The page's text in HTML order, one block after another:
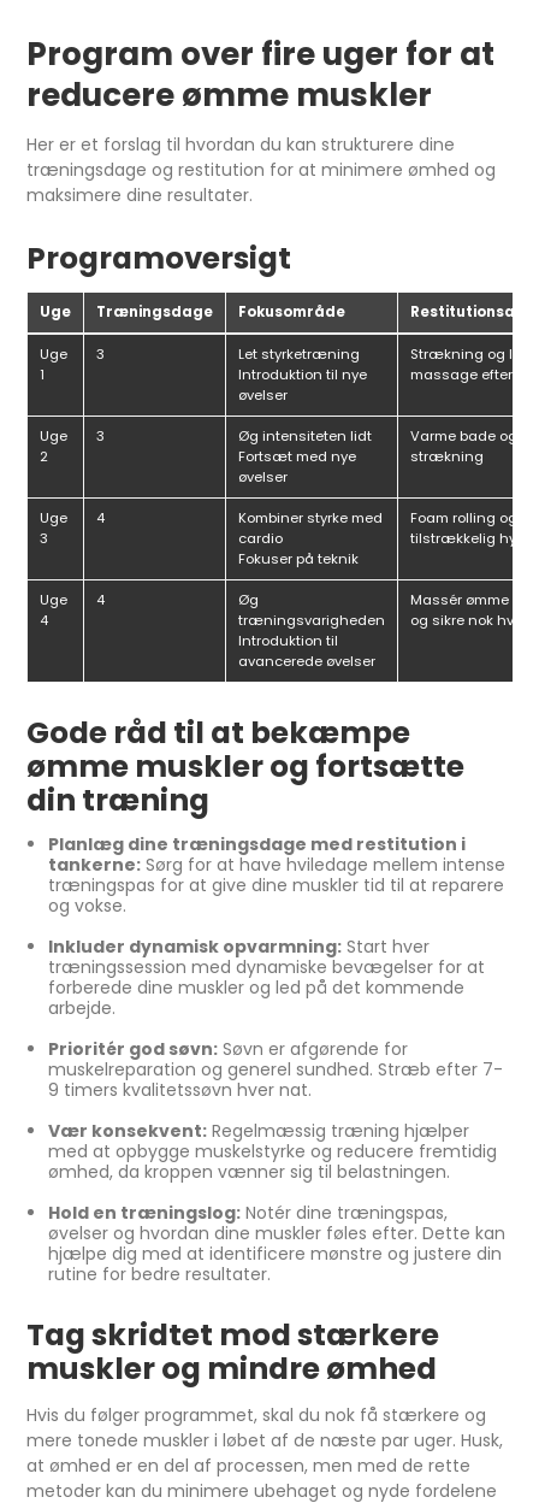
Program over fire uger for at
reducere ømme muskler
Her er et forslag til hvordan du kan strukturere dine
træningsdage og restitution for at minimere ømhed og
maksimere dine resultater.
Programoversigt
Uge Træningsdage Fokusområde
Uge
1
3
Let styrketræning
Introduktion til nye
øvelser
Strækning og let
massage efter
Uge
2
3
Øg intensiteten lidt
Fortsæt med nye
øvelser
Varme bade og
strækning
Uge
3
4
Kombiner styrke med
cardio
Fokuser på teknik
Foam rolling og
tilstrækkelig
Uge
4
4
Øg
træningsvarigheden
Introduktion til
avancerede øvelser
Massér ømme
og sikre nok hvile
Gode råd til at bekæmpe
ømme muskler og fortsætte
din træning
Planlæg dine træningsdage med restitution i
tankerne:Sørg for at have hviledage mellem intense
træningspas for at give dine muskler tid til at reparere
og vokse.
Inkluder dynamisk opvarmning:Start hver
træningssession med dynamiske bevægelser for at
forberede dine muskler og led på det kommende
arbejde.
Prioritér god søvn:Søvn er afgørende for
muskelreparation og generel sundhed. Stræb efter 7-
9 timers kvalitetssøvn hver nat.
Vær konsekvent:Regelmæssig træning hjælper
med at opbygge muskelstyrke og reducere fremtidig
ømhed, da kroppen vænner sig til belastningen.
Hold en træningslog:Notér dine træningspas,
øvelser og hvordan dine muskler føles efter. Dette kan
hjælpe dig med at identificere mønstre og justere din
rutine for bedre resultater.
Tag skridtet mod stærkere
muskler og mindre ømhed
Hvis du følger programmet, skal du nok få stærkere og
mere tonede muskler i løbet af de næste par uger. Husk,
at ømhed er en del af processen, men med de rette
metoder kan du minimere ubehaget og nyde fordelene